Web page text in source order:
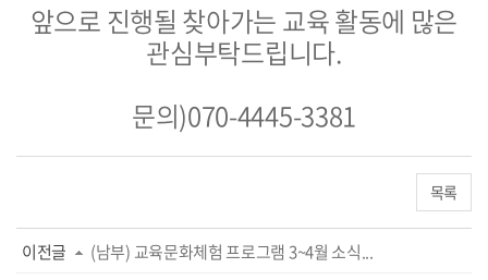
앞으로 진행될 찾아가는 교육 활동에 많은
관심부탁드립니다.
문의)070-4445-3381
목록
이전글 (남부) 교육문화체험 프로그램 3~4월 소식...